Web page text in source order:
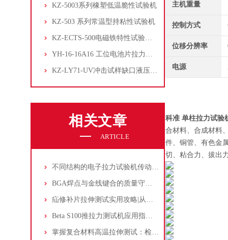
KZ-5003系列橡塑低温脆性试验机
KZ-503 系列常温型持粘性试验机
KZ-ECTS-500电磁铁特性试验系统
YH-16-16A16 工位电池片拉力试验机
KZ-LY71-UV冲击试样缺口液压拉床
相关文章
ARTICLE
不同结构的电子拉力试验机传动原理是什么？
BGA焊点与金线键合的质量守护者：推拉力测试机在微电子封装中的关键作用
疝修补片拉伸测试实用攻略|从原理到操作一文读懂
Beta S100推拉力测试机应用指南：金线焊点强度测试方法与数据分析
掌握复合材料高温拉伸测试：检测设备与方法解析
主机重量
控制方式
位移分辨率
电源
科准 单柱拉力试验
合材料、合成材料
件、铜管、有色金
切、粘合力、拔出